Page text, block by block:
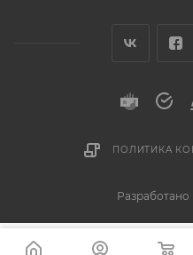
ПОЛИТИКА
Разработано